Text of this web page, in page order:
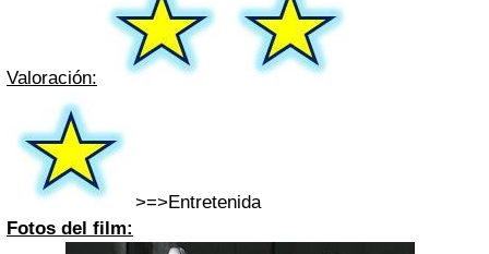
Valoración:
>=>Entretenida
Fotos del film: